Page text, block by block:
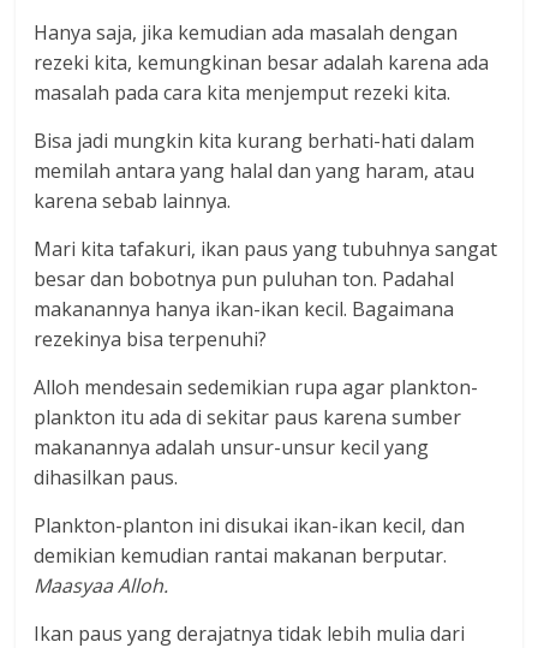
Hanya saja, jika kemudian ada masalah dengan
rezeki kita, kemungkinan besar adalah karena ada
masalah pada cara kita menjemput rezeki kita.
Bisa jadi mungkin kita kurang berhati-hati dalam
memilah antara yang halal dan yang haram, atau
karena sebab lainnya.
Mari kita tafakuri, ikan paus yang tubuhnya sangat
besar dan bobotnya pun puluhan ton. Padahal
makanannya hanya ikan-ikan kecil. Bagaimana
rezekinya bisa terpenuhi?
Alloh mendesain sedemikian rupa agar plankton-
plankton itu ada di sekitar paus karena sumber
makanannya adalah unsur-unsur kecil yang
dihasilkan paus.
Plankton-planton ini disukai ikan-ikan kecil, dan
demikian kemudian rantai makanan berputar.
Maasyaa Alloh.
Ikan paus yang derajatnya tidak lebih mulia dari